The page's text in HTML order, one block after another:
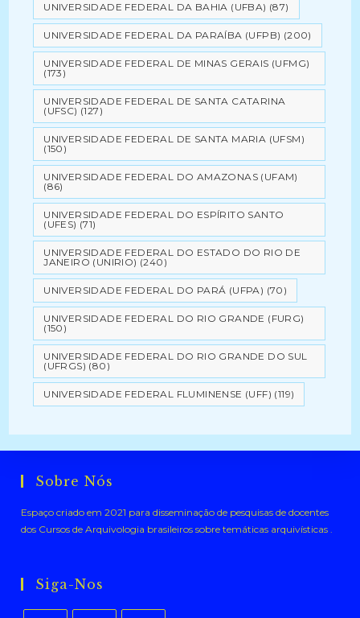
UNIVERSIDADE FEDERAL DA BAHIA (UFBA) (87)
UNIVERSIDADE FEDERAL DA PARAÍBA (UFPB) (200)
UNIVERSIDADE FEDERAL DE MINAS GERAIS (UFMG)
(173)
UNIVERSIDADE FEDERAL DE SANTA CATARINA
(UFSC) (127)
UNIVERSIDADE FEDERAL DE SANTA MARIA (UFSM)
(150)
UNIVERSIDADE FEDERAL DO AMAZONAS (UFAM)
(86)
UNIVERSIDADE FEDERAL DO ESPÍRITO SANTO
(UFES) (71)
UNIVERSIDADE FEDERAL DO ESTADO DO RIO DE
JANEIRO (UNIRIO) (240)
UNIVERSIDADE FEDERAL DO PARÁ (UFPA) (70)
UNIVERSIDADE FEDERAL DO RIO GRANDE (FURG)
(150)
UNIVERSIDADE FEDERAL DO RIO GRANDE DO SUL
(UFRGS) (80)
UNIVERSIDADE FEDERAL FLUMINENSE (UFF) (119)
Sobre Nós
Espaço criado em 2021 para disseminação de pesquisas de docentes
dos Cursos de Arquivologia brasileiros sobre temáticas arquivísticas .
Siga-Nos